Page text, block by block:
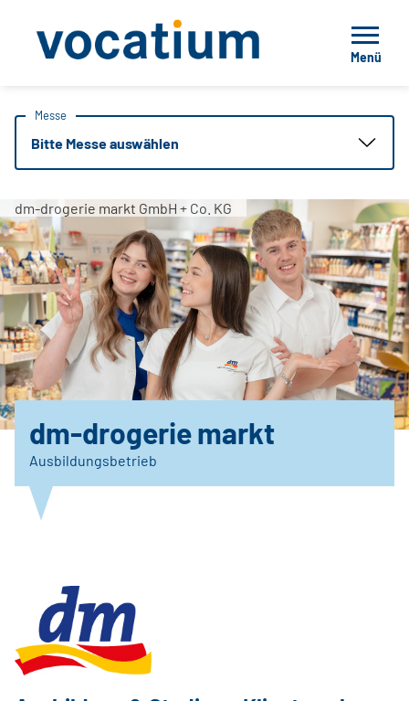
Menü
Messe
Bitte Messe auswählen
dm-drogerie markt GmbH + Co. KG
dm-drogerie markt
Ausbildungsbetrieb